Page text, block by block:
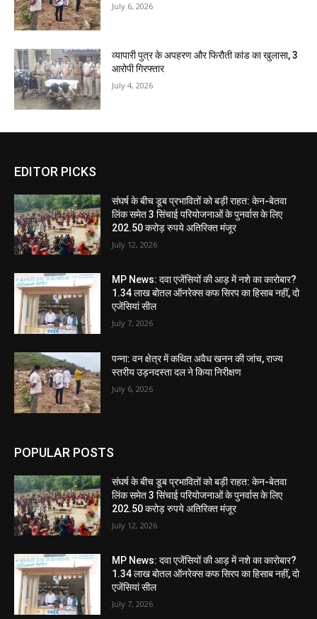
July 6, 2026
व्यापारी पुत्र के अपहरण और फिरौती कांड का खुलासा, 3
आरोपी गिरफ्तार
July 4, 2026
EDITOR PICKS
संघर्ष के बीच डूब प्रभावितों को बड़ी राहत: केन-बेतवा
लिंक समेत 3 सिंचाई परियोजनाओं के पुनर्वास के लिए
202.50 करोड़ रुपये अतिरिक्त मंजूर
July 12, 2026
MP News: दवा एजेंसियों की आड़ में नशे का कारोबार?
1.34 लाख बोतल ऑनरेक्स कफ सिरप का हिसाब नहीं, दो
एजेंसियां सील
July 7, 2026
पन्ना: वन क्षेत्र में कथित अवैध खनन की जांच, राज्य
स्तरीय उड़नदस्ता दल ने किया निरीक्षण
July 6, 2026
POPULAR POSTS
संघर्ष के बीच डूब प्रभावितों को बड़ी राहत: केन-बेतवा
लिंक समेत 3 सिंचाई परियोजनाओं के पुनर्वास के लिए
202.50 करोड़ रुपये अतिरिक्त मंजूर
July 12, 2026
MP News: दवा एजेंसियों की आड़ में नशे का कारोबार?
1.34 लाख बोतल ऑनरेक्स कफ सिरप का हिसाब नहीं, दो
एजेंसियां सील
July 7, 2026